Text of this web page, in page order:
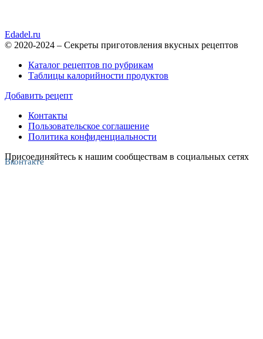
Edadel.ru
© 2020-2024 – Секреты приготовления вкусных рецептов
Каталог рецептов по рубрикам
Таблицы калорийности продуктов
Добавить рецепт
Контакты
Пользовательское соглашение
Политика конфиденциальности
Присоединяйтесь к нашим сообществам в социальных сетях
Вконтакте